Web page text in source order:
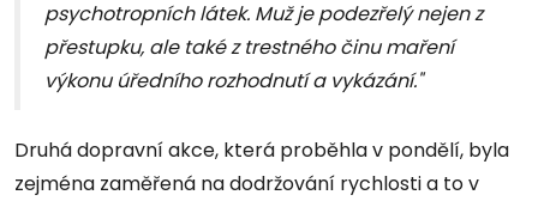
psychotropních látek. Muž je podezřelý nejen z
přestupku, ale také z trestného činu maření
výkonu úředního rozhodnutí a vykázání."
Druhá dopravní akce, která proběhla v pondělí, byla
zejména zaměřená na dodržování rychlosti a to v